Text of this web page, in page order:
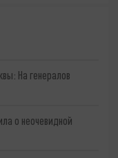
На генералов
о неочевидной